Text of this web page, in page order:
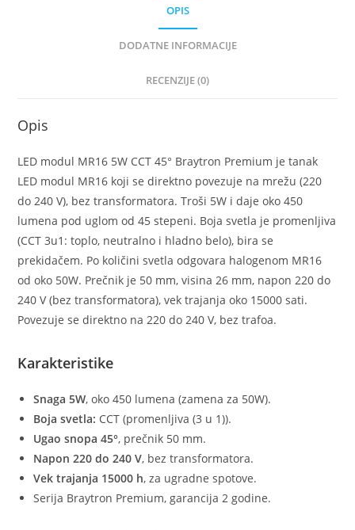
OPIS
DODATNE INFORMACIJE
RECENZIJE (0)
Opis
LED modul MR16 5W CCT 45° Braytron Premium je tanak
LED modul MR16 koji se direktno povezuje na mrežu (220
do 240 V), bez transformatora. Troši 5W i daje oko 450
lumena pod uglom od 45 stepeni. Boja svetla je promenljiva
(CCT 3u1: toplo, neutralno i hladno belo), bira se
prekidačem. Po količini svetla odgovara halogenom MR16
od oko 50W. Prečnik je 50 mm, visina 26 mm, napon 220 do
240 V (bez transformatora), vek trajanja oko 15000 sati.
Povezuje se direktno na 220 do 240 V, bez trafoa.
Karakteristike
Snaga 5W, oko 450 lumena (zamena za 50W).
Boja svetla: CCT (promenljiva (3 u 1)).
Ugao snopa 45°, prečnik 50 mm.
Napon 220 do 240 V, bez transformatora.
Vek trajanja 15000 h, za ugradne spotove.
Serija Braytron Premium, garancija 2 godine.